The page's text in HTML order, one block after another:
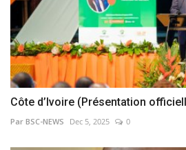
Côte d’Ivoire (Présentation
Par BSC-NEWS Dec 5, 2025 0